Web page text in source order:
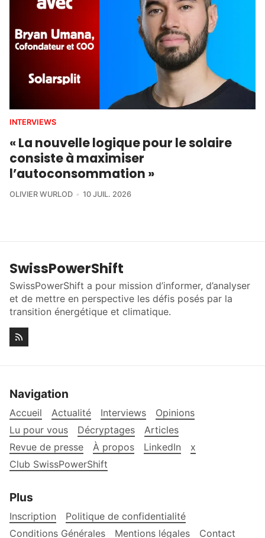
INTERVIEWS
« La nouvelle logique pour le solaire
consiste à maximiser
l’autoconsommation »
OLIVIER WURLOD 10 JUIL. 2026
SwissPowerShift
SwissPowerShift a pour mission d’informer, d’analyser
et de mettre en perspective les défis posés par la
transition énergétique et climatique.
Navigation
Accueil Actualité Interviews
Opinions
Lu pour vous
Décryptages
Articles
Revue de presse
À propos LinkedIn
x
Club SwissPowerShift
Plus
Inscription
Politique de confidentialité
Conditions Générales
Mentions légales Contact